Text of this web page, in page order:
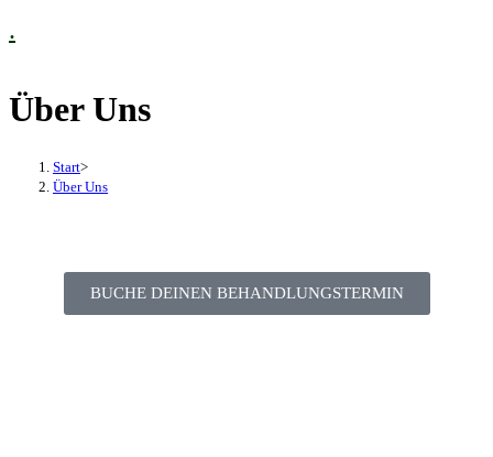
.
Über Uns
Start>
Über Uns
BUCHE DEINEN BEHANDLUNGSTERMIN